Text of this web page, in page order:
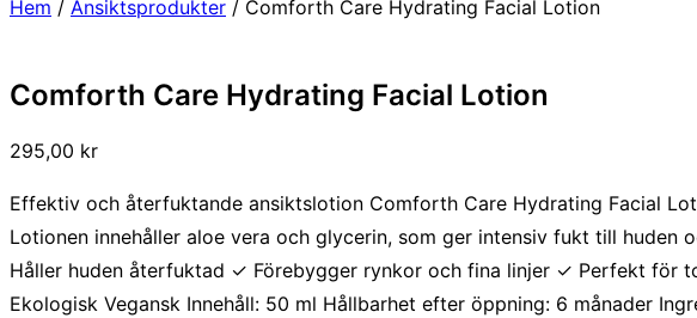
Hem / Ansiktsprodukter / Comforth Care Hydrating Facial Lotion
Comforth Care Hydrating Facial Lotion
295,00 kr
Effektiv och återfuktande ansiktslotion Comforth Care Hydrating Facial
Lotionen innehåller aloe vera och glycerin, som ger intensiv fukt till
Håller huden återfuktad ✓ Förebygger rynkor och fina linjer ✓ Perfekt för
Ekologisk Vegansk Innehåll: 50 ml Hållbarhet efter öppning: 6 månader